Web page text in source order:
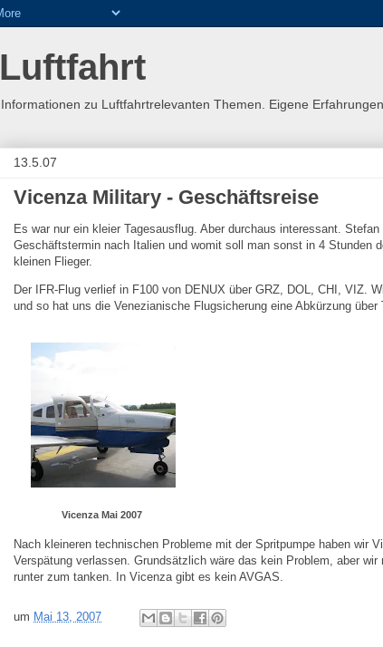
Luftfahrt
Informationen zu Luftfahrtrelevanten Themen. Eigene
13.5.07
Vicenza Military - Geschäftsreise
Es war nur ein kleier Tagesausflug. Aber durchaus interessant.
Geschäftstermin nach Italien und womit soll man sonst in 4 Stunden
kleinen Flieger.
Der IFR-Flug verlief in F100 von DENUX über GRZ, DOL, CHI, VIZ.
und so hat uns die Venezianische Flugsicherung eine Abkürzung über
Vicenza Mai 2007
Nach kleineren technischen Probleme mit der Spritpumpe haben wir
Verspätung verlassen. Grundsätzlich wäre das kein Problem, aber
runter zum tanken. In Vicenza gibt es kein AVGAS.
um Mai 13, 2007